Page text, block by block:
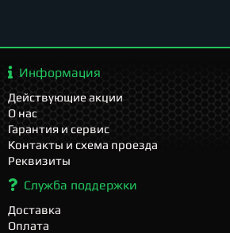
Информация
Действующие акции
О нас
Гарантия и сервис
Контакты и схема проезда
Реквизиты
Служба поддержки
Доставка
Оплата